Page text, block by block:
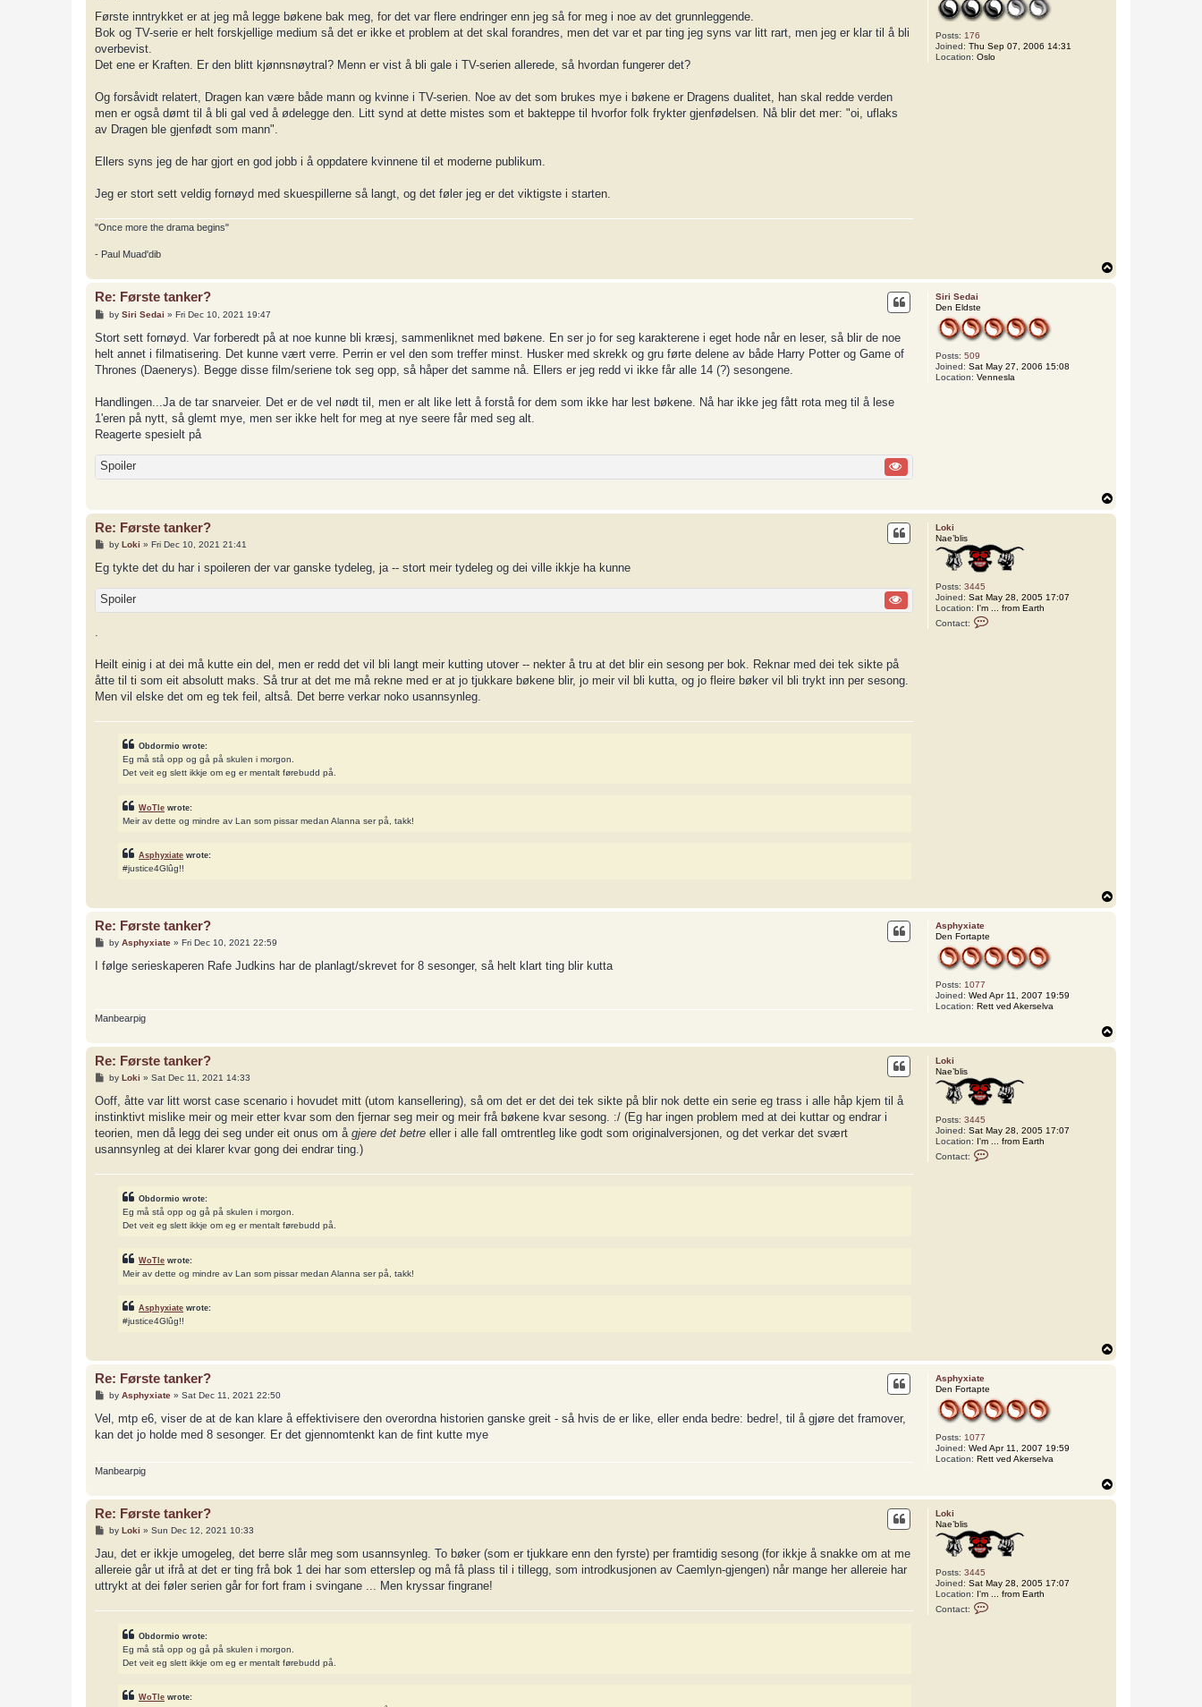
Posts: 176
Joined: Thu Sep 07, 2006 14:31
Location: Oslo
s
Første inntrykket er at jeg må legge bøkene bak meg, for det var flere endringer enn jeg så for meg i noe av det grunnleggende.
Bok og TV-serie er helt forskjellige medium så det er ikke et problem at det skal forandres, men det var et par ting jeg syns var litt rart, men jeg er klar til å bli
overbevist.
Det ene er Kraften. Er den blitt kjønnsnøytral? Menn er vist å bli gale i TV-serien allerede, så hvordan fungerer det?
Og forsåvidt relatert, Dragen kan være både mann og kvinne i TV-serien. Noe av det som brukes mye i bøkene er Dragens dualitet, han skal redde verden
men er også dømt til å bli gal ved å ødelegge den. Litt synd at dette mistes som et bakteppe til hvorfor folk frykter gjenfødelsen. Nå blir det mer: "oi, uflaks
av Dragen ble gjenfødt som mann".
Ellers syns jeg de har gjort en god jobb i å oppdatere kvinnene til et moderne publikum.
Jeg er stort sett veldig fornøyd med skuespillerne så langt, og det føler jeg er det viktigste i starten.
"Once more the drama begins"
- Paul Muad'dib
Siri Sedai
Den Eldste
Posts: 509
Joined: Sat May 27, 2006 15:08
Location: Vennesla
Re: Første tanker?
P
s
by Siri Sedai » Fri Dec 10, 2021 19:47
Stort sett fornøyd. Var forberedt på at noe kunne bli kræsj, sammenliknet med bøkene. En ser jo for seg karakterene i eget hode når en leser, så blir de noe
helt annet i filmatisering. Det kunne vært verre. Perrin er vel den som treffer minst. Husker med skrekk og gru førte delene av både Harry Potter og Game of
Thrones (Daenerys). Begge disse film/seriene tok seg opp, så håper det samme nå. Ellers er jeg redd vi ikke får alle 14 (?) sesongene.
Handlingen...Ja de tar snarveier. Det er de vel nødt til, men er alt like lett å forstå for dem som ikke har lest bøkene. Nå har ikke jeg fått rota meg til å lese
1'eren på nytt, så glemt mye, men ser ikke helt for meg at nye seere får med seg alt.
Reagerte spesielt på
Spoiler
Loki
Nae’blis
Posts: 3445
Joined: Sat May 28, 2005 17:07
Location: I'm ... from Earth
Contact:
Re: Første tanker?
P
s
t
by Loki » Fri Dec 10, 2021 21:41
Eg tykte det du har i spoileren der var ganske tydeleg, ja -- stort meir tydeleg og dei ville ikkje ha kunne
Spoiler
.
Heilt einig i at dei må kutte ein del, men er redd det vil bli langt meir kutting utover -- nekter å tru at det blir ein sesong per bok. Reknar med dei tek sikte på
åtte til ti som eit absolutt maks. Så trur at det me må rekne med er at jo tjukkare bøkene blir, jo meir vil bli kutta, og jo fleire bøker vil bli trykt inn per sesong.
Men vil elske det om eg tek feil, altså. Det berre verkar noko usannsynleg.
Obdormio wrote:
Eg må stå opp og gå på skulen i morgon.
Det veit eg slett ikkje om eg er mentalt førebudd på.
WoTle wrote:
Meir av dette og mindre av Lan som pissar medan Alanna ser på, takk!
Asphyxiate wrote:
#justice4Glûg!!
o
Asphyxiate
Den Fortapte
Posts: 1077
Joined: Wed Apr 11, 2007 19:59
Location: Rett ved Akerselva
Re: Første tanker?
P
s
by Asphyxiate» Fri Dec 10, 2021 22:59
I følge serieskaperen Rafe Judkins har de planlagt/skrevet for 8 sesonger, så helt klart ting blir kutta
Manbearpig
Loki
Nae’blis
Posts: 3445
Joined: Sat May 28, 2005 17:07
Location: I'm ... from Earth
Contact:
Re: Første tanker?
P
s
by Loki » Sat Dec 11, 2021 14:33
Ooff, åtte var litt worst case scenario i hovudet mitt (utom kansellering), så om det er det dei tek sikte på blir nok dette ein serie eg trass i alle håp kjem til å
instinktivt mislike meir og meir etter kvar som den fjernar seg meir og meir frå bøkene kvar sesong. :/ (Eg har ingen problem med at dei kuttar og endrar i
teorien, men då legg dei seg under eit onus om å gjere det betre eller i alle fall omtrentleg like godt som originalversjonen, og det verkar det svært
usannsynleg at dei klarer kvar gong dei endrar ting.)
Obdormio wrote:
Eg må stå opp og gå på skulen i morgon.
Det veit eg slett ikkje om eg er mentalt førebudd på.
WoTle wrote:
Meir av dette og mindre av Lan som pissar medan Alanna ser på, takk!
Asphyxiate wrote:
#justice4Glûg!!
o
Asphyxiate
Den Fortapte
Posts: 1077
Joined: Wed Apr 11, 2007 19:59
Location: Rett ved Akerselva
Re: Første tanker?
P
s
by Asphyxiate» Sat Dec 11, 2021 22:50
Vel, mtp e6, viser de at de kan klare å effektivisere den overordna historien ganske greit - så hvis de er like, eller enda bedre: bedre!, til å gjøre det framover,
kan det jo holde med 8 sesonger. Er det gjennomtenkt kan de fint kutte mye
Manbearpig
Loki
Nae’blis
Posts: 3445
Joined: Sat May 28, 2005 17:07
Location: I'm ... from Earth
Contact:
Re: Første tanker?
P
s
by Loki » Sun Dec 12, 2021 10:33
Jau, det er ikkje umogeleg, det berre slår meg som usannsynleg. To bøker (som er tjukkare enn den fyrste) per framtidig sesong (for ikkje å snakke om at me
allereie går ut ifrå at det er ting frå bok 1 dei har som etterslep og må få plass til i tillegg, som introdkusjonen av Caemlyn-gjengen) når mange her allereie har
uttrykt at dei føler serien går for fort fram i svingane ... Men kryssar fingrane!
Obdormio wrote:
Eg må stå opp og gå på skulen i morgon.
Det veit eg slett ikkje om eg er mentalt førebudd på.
WoTle wrote: